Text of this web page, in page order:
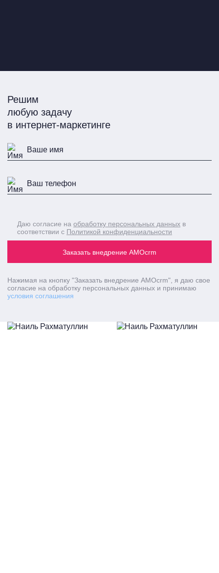
Решим
любую задачу
в интернет-маркетинге
Заказать внедрение AMOcrm
Даю согласие на обработку персональных данных в
соответствии с Политикой конфиденциальности
Нажимая на кнопку "Заказать внедрение AMOcrm" , я даю свое
согласие на обработку персональных данных и принимаю
условия соглашения